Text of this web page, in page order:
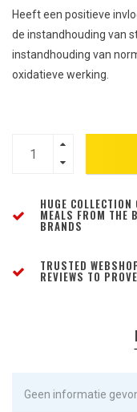
Heeft een positieve
de instandhouding van
instandhouding van
oxidatieve werking.
HUGE COLLECTION
MEALS FROM THE
BRANDS
TRUSTED
REVIEWS TO
Geen informatie